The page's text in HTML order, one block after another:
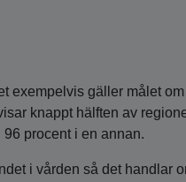
exempelvis gäller målet
knappt hälften av
procent i en annan.
i vården så det handlar